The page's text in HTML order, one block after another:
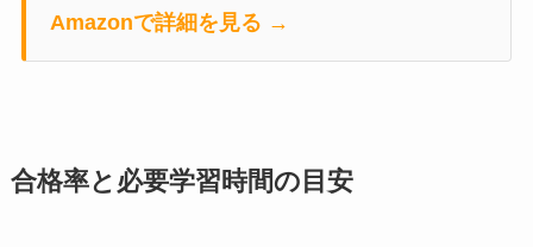
Amazonで詳細を見る →
合格率と必要学習時間の目安